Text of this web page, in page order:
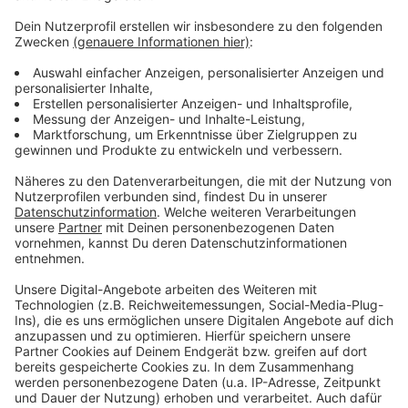
Der Freilinger See
NRW einen Badesee suchen, der unkompliziert,
sommerlich und angenehm zugänglich wirkt. Statt
spektakulärer Inszenierung steht hier eher das
klassische Seegefühl im Vordergrund: Wasser, Ufer,
Sonne und genau die Art von Atmosphäre, die einen
spontanen Sommertag einfach funktionieren lässt.
Das macht den Freilinger See vor allem für alle
interessant, die keinen riesigen Event-Spot brauchen,
sondern einen Ort, an dem Baden, Relaxen und ein
lockerer Tag am Wasser im Mittelpunkt stehen. Wer
einen See in Nordrhein-Westfalen sucht, der
entspannt und unkompliziert rüberkommt, sollte ihn
definitiv auf dem Schirm haben.
Match, wenn ihr einen klassischen Badesee in NRW
mögt, an dem Sommer, Baden und entspannte
Stunden am Wasser im Vordergrund stehen. Kein
Match, wenn ihr eher nach spektakulärer Kulisse,